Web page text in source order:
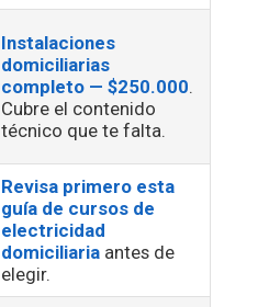
Instalaciones
domiciliarias
completo — $250.000.
Cubre el contenido
técnico que te falta.
Revisa primero esta
guía de cursos de
electricidad
domiciliaria antes de
elegir.